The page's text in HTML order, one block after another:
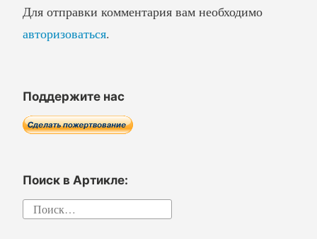
Для отправки комментария вам необходимо
авторизоваться.
Поддержите нас
Поиск в Артикле:
Найти: